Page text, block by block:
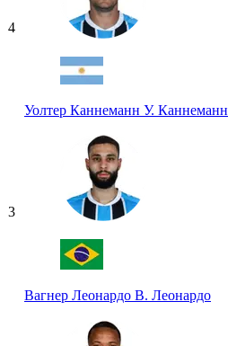
4
Уолтер Каннеманн У. Каннеманн
3
Вагнер Леонардо В. Леонардо